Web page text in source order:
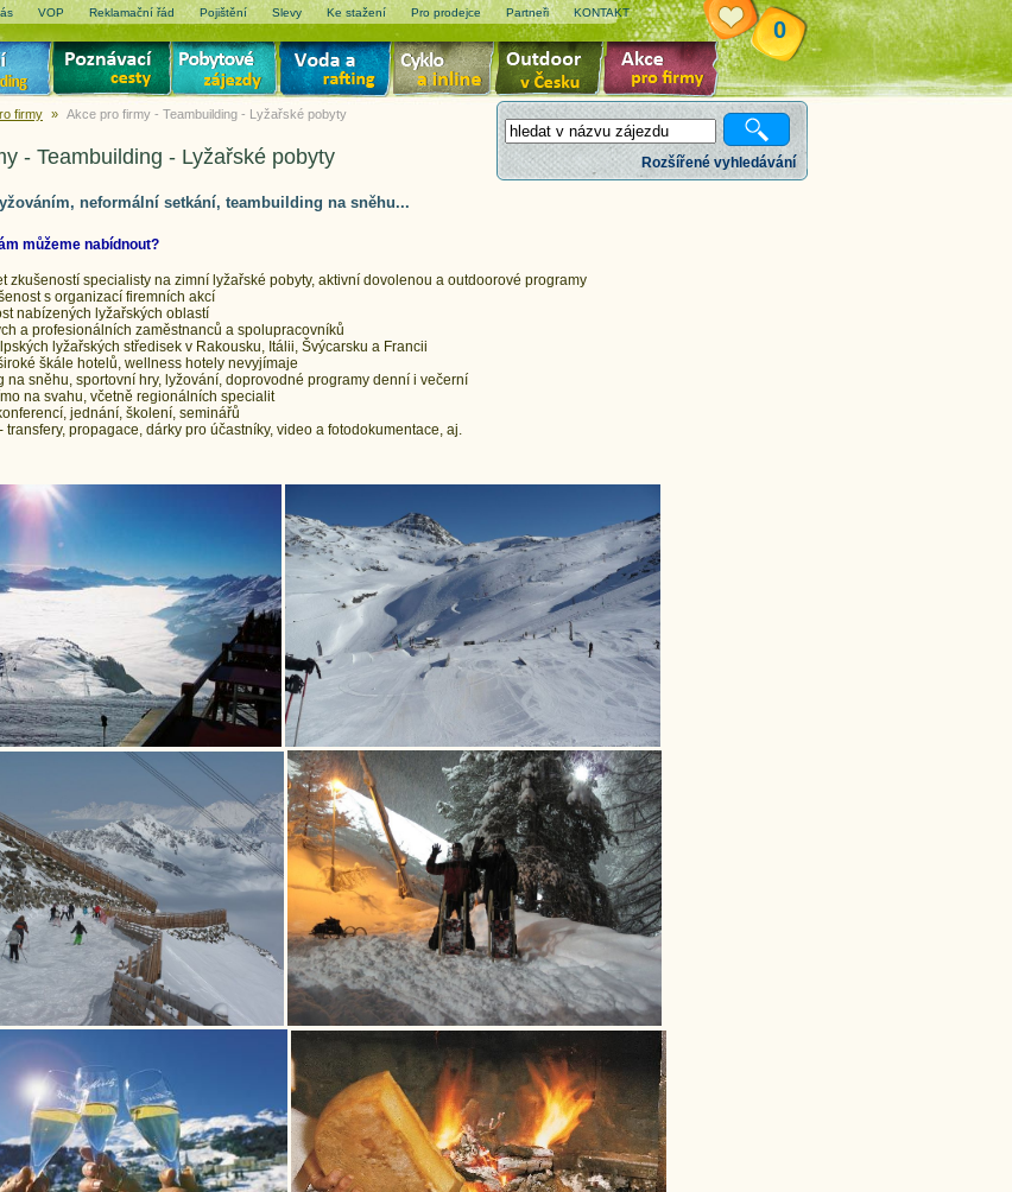
VOP Reklamační řád Pojištění Slevy Ke stažení Pro prodejce Partneři KONTAKT
0
Rozšířené vyhledávání
firmy » Akce pro firmy - Teambuilding - Lyžařské pobyty
- Teambuilding - Lyžařské pobyty
neformální setkání, teambuilding na sněhu...
můžeme nabídnout?
zkušeností specialisty na zimní lyžařské pobyty, aktivní dovolenou a outdoorové programy
s organizací firemních akcí
nabízených lyžařských oblastí
a profesionálních zaměstnanců a spolupracovníků
lyžařských středisek v Rakousku, Itálii, Švýcarsku a Francii
škále hotelů, wellness hotely nevyjímaje
na sněhu, sportovní hry, lyžování, doprovodné programy denní i večerní
na svahu, včetně regionálních specialit
jednání, školení, seminářů
transfery, propagace, dárky pro účastníky, video a fotodokumentace, aj.